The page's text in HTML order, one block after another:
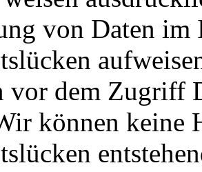
von Daten
vor dem Zugriff
können keine